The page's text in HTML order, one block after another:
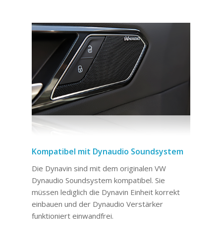
Kompatibel mit Dynaudio Soundsystem
Die Dynavin sind mit dem originalen VW
Dynaudio Soundsystem kompatibel. Sie
müssen lediglich die Dynavin Einheit korrekt
einbauen und der Dynaudio Verstärker
funktioniert einwandfrei.